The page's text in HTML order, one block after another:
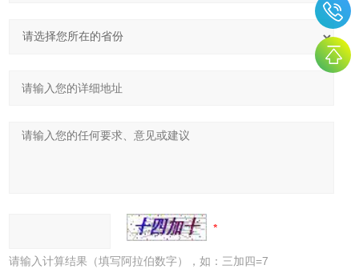
请输入计算结果（填写阿拉伯数字），如：三加四=7